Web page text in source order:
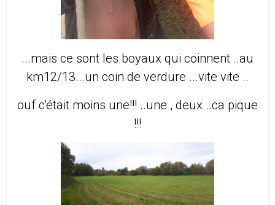
...mais ce sont les boyaux qui coinnent ..au
km12/13...un coin de verdure ...vite vite ..
ouf c'était moins une!!! ..une , deux ..ca pique
!!!